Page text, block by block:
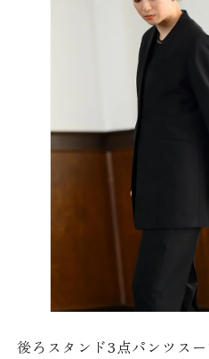
後ろスタンド3点パンツスー